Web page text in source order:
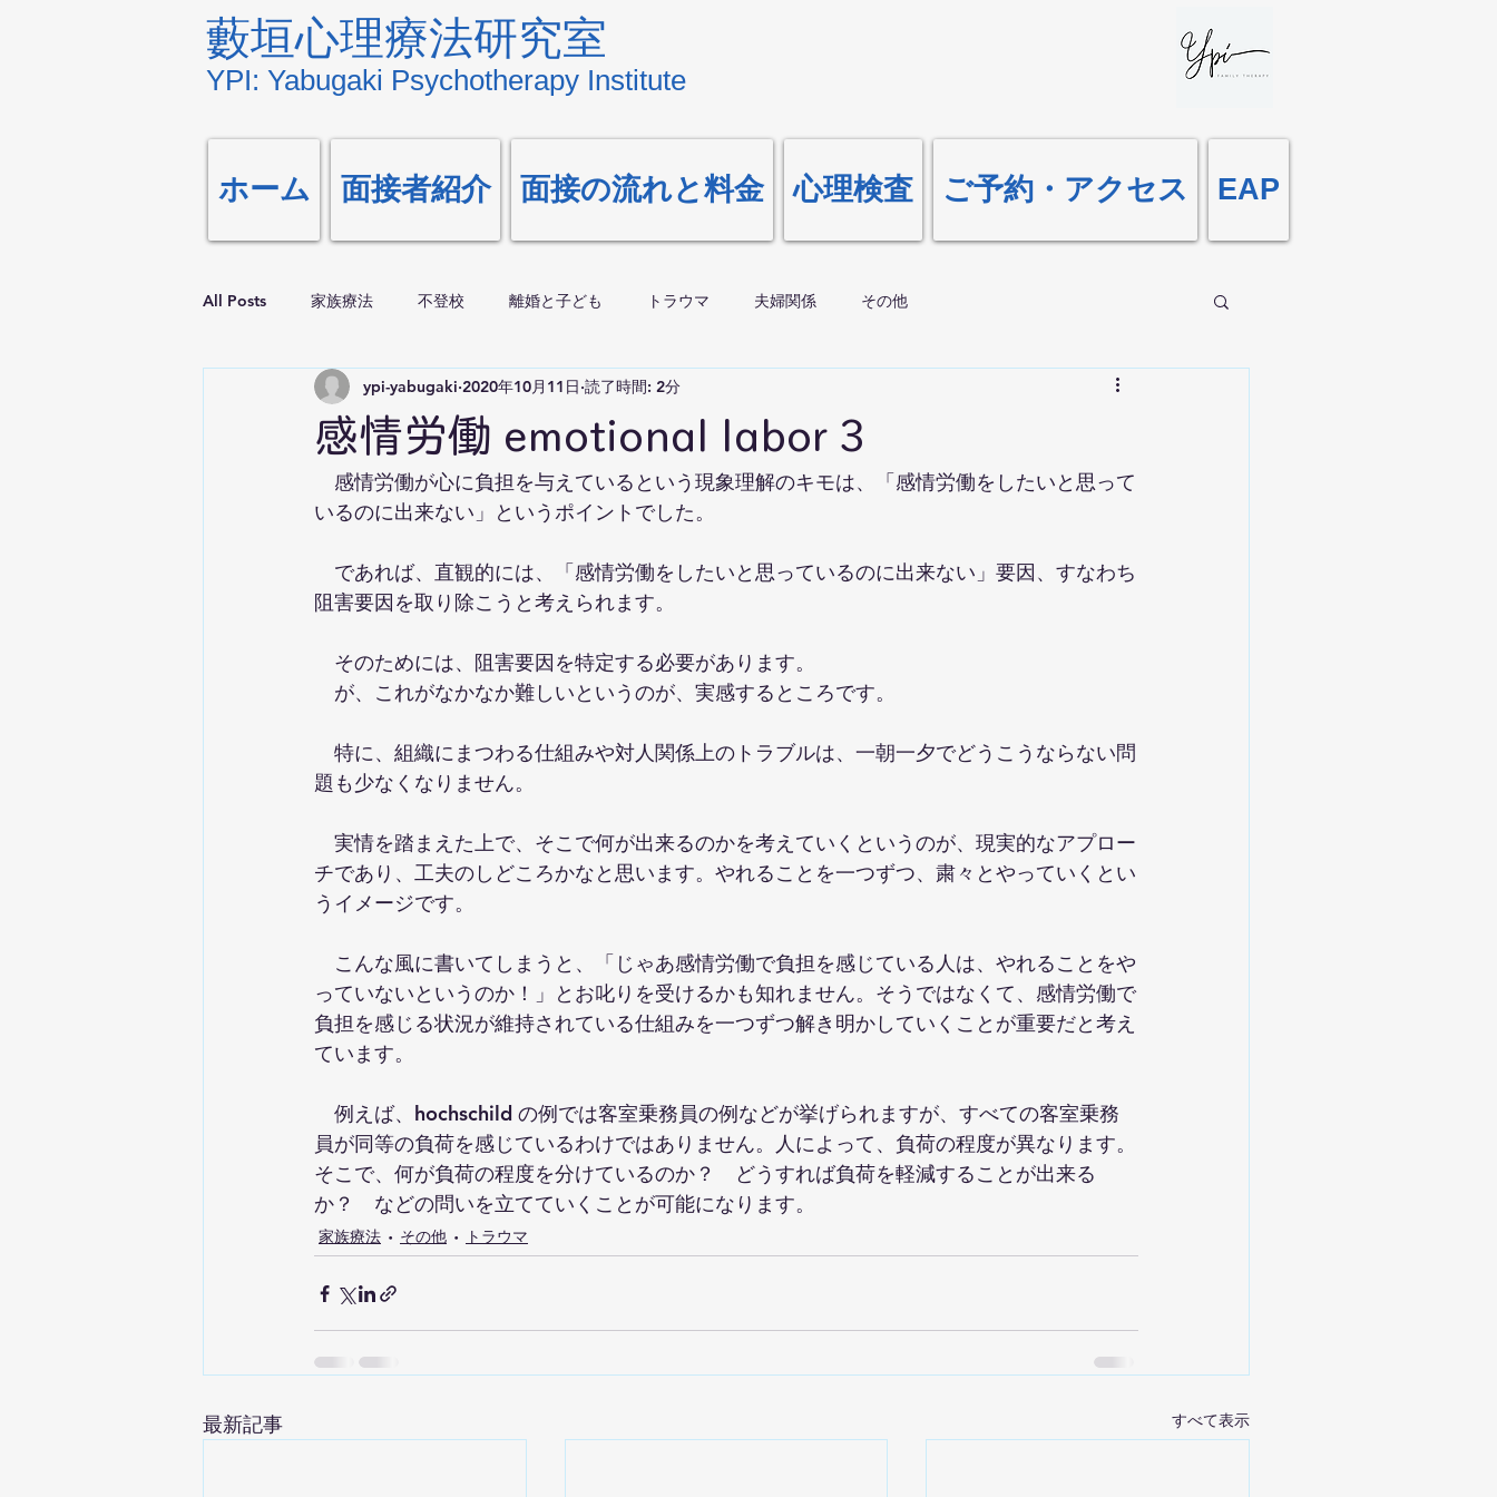
藪垣心理療法研究室
YPI: Yabugaki Psychotherapy Institute
ホーム 面接者紹介 面接の流れと料金 心理検査 ご予約・アクセス EAP
All Posts 家族療法 不登校 離婚と子ども トラウマ 夫婦関係 その他
感情労働 emotional labor 3
ypi-yabugaki 2020年10月11日 読了時間: 2分
感情労働が心に負担を与えているという現象理解のキモは、「感情労働をしたいと思って
いるのに出来ない」というポイントでした。
であれば、直観的には、「感情労働をしたいと思っているのに出来ない」要因、すなわち
阻害要因を取り除こうと考えられます。
そのためには、阻害要因を特定する必要があります。
が、これがなかなか難しいというのが、実感するところです。
特に、組織にまつわる仕組みや対人関係上のトラブルは、一朝一夕でどうこうならない問
題も少なくなりません。
実情を踏まえた上で、そこで何が出来るのかを考えていくというのが、現実的なアプロー
チであり、工夫のしどころかなと思います。やれることを一つずつ、粛々とやっていくとい
うイメージです。
こんな風に書いてしまうと、「じゃあ感情労働で負担を感じている人は、やれることをや
っていないというのか！」とお叱りを受けるかも知れません。そうではなくて、感情労働で
負担を感じる状況が維持されている仕組みを一つずつ解き明かしていくことが重要だと考え
ています。
例えば、hochschild の例では客室乗務員の例などが挙げられますが、すべての客室乗務
員が同等の負荷を感じているわけではありません。人によって、負荷の程度が異なります。
そこで、何が負荷の程度を分けているのか？　どうすれば負荷を軽減することが出来る
か？　などの問いを立てていくことが可能になります。
家族療法 その他 トラウマ
最新記事 すべて表示